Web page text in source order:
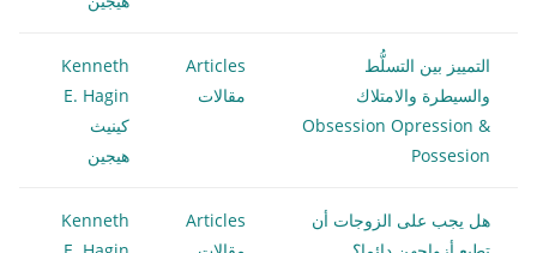
التمييز بين التسلُّط
والسيطرة والامتلاك
Obsession Opression &
Possesion
Articles
مقالات
Kenneth
E. Hagin
كينيث
هيجين
هل يجب على الزوجات أن
Articles
Kenneth